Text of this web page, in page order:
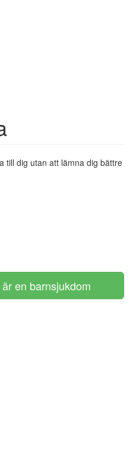
till dig utan att lämna dig bättre
en barnsjukdom